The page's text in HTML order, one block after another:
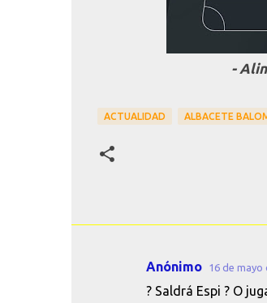
-
ACTUALIDAD ALBACETE
Anónimo 16 de mayo
? Saldrá Espi ? O